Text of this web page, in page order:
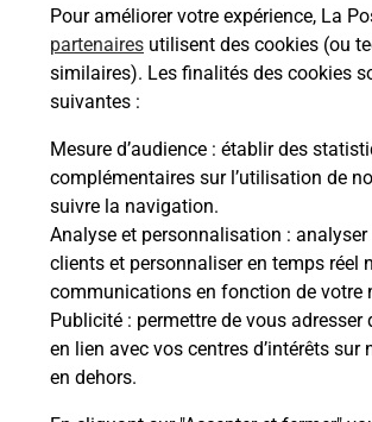
Pour améliorer votre expérience, La
partenaires utilisent des cookies (ou
similaires). Les finalités des cookies
suivantes :
Mesure d’audience : établir des
complémentaires sur l’utilisation de
suivre la navigation.
Analyse et personnalisation :
clients et personnaliser en temps réel
communications en fonction de votre
Publicité : permettre de vous adresser
en lien avec vos centres d’intérêts sur
en dehors.
1 Place De La Gare
51500 Rilly La Montagne
Boîte aux Lettres La Poste
Collecte du courrier aujourd'hui à
26 Rue De Chigny
51500 Rilly La Montagne
Le lien s'ouvre dans un nouvel onglet